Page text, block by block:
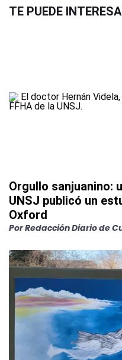
TE PUEDE
Orgullo sanjuanino:
UNSJ publicó un
Oxford
PorRedacción Diario de